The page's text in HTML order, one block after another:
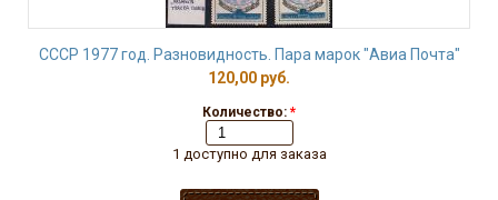
СССР 1977 год. Разновидность. Пара марок "Авиа Почта"
120,00 руб.
Количество: *
1 доступно для заказа